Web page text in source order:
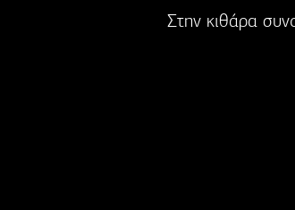
Στην κιθάρα